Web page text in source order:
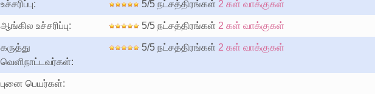
உச்சரிப்பு: 5/5 நட்சத்திரங்கள் 2 கள் வாக்குகள்
ஆங்கில உச்சரிப்பு: 5/5 நட்சத்திரங்கள் 2 கள் வாக்குகள்
கருத்து
வெளிநாட்டவர்கள்:
5/5 நட்சத்திரங்கள் 2 கள் வாக்குகள்
புனை பெயர்கள்: